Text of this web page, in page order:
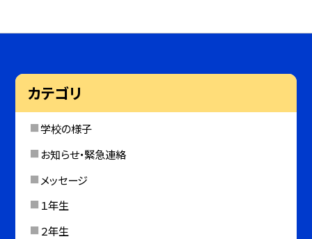
カテゴリ
学校の様子
お知らせ・緊急連絡
メッセージ
１年生
２年生